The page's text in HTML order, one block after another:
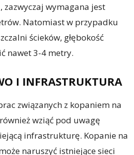
wymagana jest
Natomiast w przypadku
ścieków, głębokość
nawet 3-4 metry.
I INFRASTRUKTURA
związanych z kopaniem na
wziąć pod uwagę
infrastrukturę. Kopanie na
naruszyć istniejące sieci